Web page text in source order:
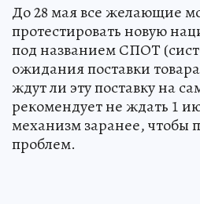
До 28 мая все желающие
протестировать новую
под названием СПОТ
ожидания поставки
ждут ли эту поставку на
рекомендует не ждать 1
механизм заранее, чтобы
проблем.